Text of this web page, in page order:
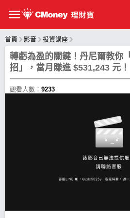
首頁 影音 投資講座
轉虧為盈的關鍵！丹尼爾教你
招」，當月賺進 $531,243 元！
觀看人數： 9233